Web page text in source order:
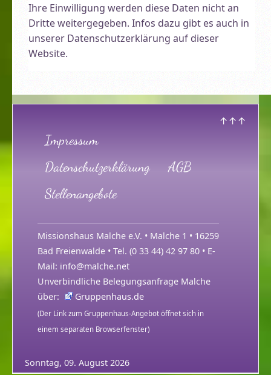
↑↑↑
Impressum
Datenschutzerklärung
AGB
Stellenangebote
Missionshaus Malche e.V. • Malche 1 • 16259
Bad Freienwalde • Tel. (0 33 44) 42 97 80 • E-
Mail: info@malche.net
Unverbindliche Belegungsanfrage Malche
über:
Gruppenhaus.de
(Der Link zum Gruppenhaus-Angebot öffnet sich in
einem separaten Browserfenster)
Sonntag, 09. August 2026
Ihre Einwilligung werden diese Daten nicht an
Dritte weitergegeben. Infos dazu gibt es auch in
unserer Datenschutzerklärung auf dieser
Website.